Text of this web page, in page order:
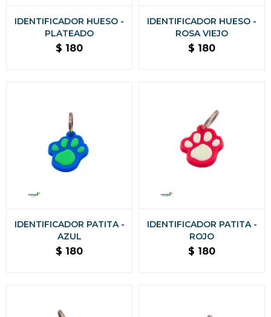
IDENTIFICADOR HUESO -
PLATEADO
$ 180
IDENTIFICADOR HUESO -
ROSA VIEJO
$ 180
IDENTIFICADOR PATITA -
AZUL
$ 180
IDENTIFICADOR PATITA -
ROJO
$ 180